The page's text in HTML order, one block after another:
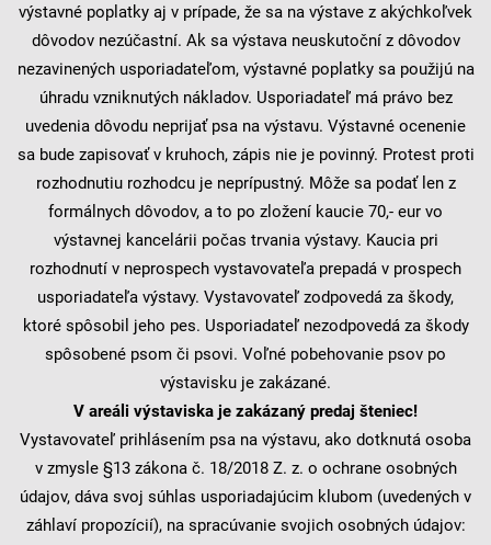
výstavné poplatky aj v prípade, že sa na výstave z akýchkoľvek
dôvodov nezúčastní. Ak sa výstava neuskutoční z dôvodov
nezavinených usporiadateľom, výstavné poplatky sa použijú na
úhradu vzniknutých nákladov. Usporiadateľ má právo bez
uvedenia dôvodu neprijať psa na výstavu. Výstavné ocenenie
sa bude zapisovať v kruhoch, zápis nie je povinný. Protest proti
rozhodnutiu rozhodcu je neprípustný. Môže sa podať len z
formálnych dôvodov, a to po zložení kaucie 70,- eur vo
výstavnej kancelárii počas trvania výstavy. Kaucia pri
rozhodnutí v neprospech vystavovateľa prepadá v prospech
usporiadateľa výstavy. Vystavovateľ zodpovedá za škody,
ktoré spôsobil jeho pes. Usporiadateľ nezodpovedá za škody
spôsobené psom či psovi. Voľné pobehovanie psov po
výstavisku je zakázané.
V areáli výstaviska je zakázaný predaj šteniec!
Vystavovateľ prihlásením psa na výstavu, ako dotknutá osoba
v zmysle §13 zákona č. 18/2018 Z. z. o ochrane osobných
údajov, dáva svoj súhlas usporiadajúcim klubom (uvedených v
záhlaví propozícií), na spracúvanie svojich osobných údajov: